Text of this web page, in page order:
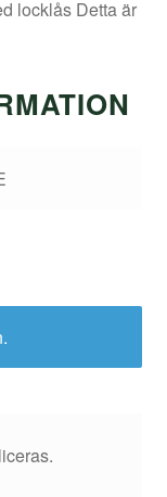
locklås Detta är